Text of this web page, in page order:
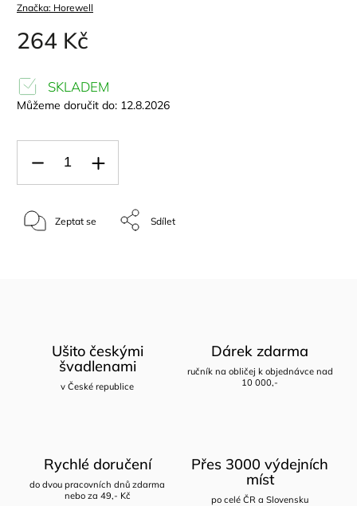
Značka: Horewell
264 Kč
SKLADEM
Můžeme doručit do: 12.8.2026
Zeptat se Sdílet
Ušito českými
švadlenami
v České republice
Dárek zdarma
ručník na obličej k objednávce nad
10 000,-
Rychlé doručení
do dvou pracovních dnů zdarma
nebo za 49,- Kč
Přes 3000 výdejních
míst
po celé ČR a Slovensku